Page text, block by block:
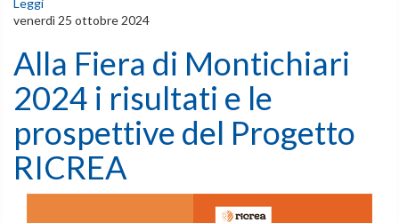
venerdì 25 ottobre 2024
Alla Fiera di Montichiari
2024 i risultati e le
prospettive del Progetto
RICREA